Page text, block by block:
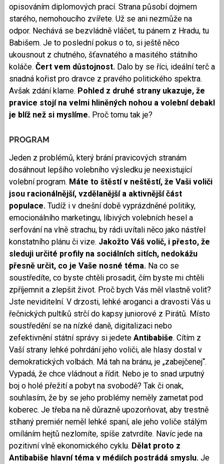
opisováním diplomových prací. Strana působí dojmem
starého, nemohoucího zvířete. Už se ani nezmůže na
odpor. Nechává se bezvládně vláčet, tu pánem z Hradu, tu
Babišem. Je to poslední pokus o to, si ještě něco
ukousnout z chutného, šťavnatého a masitého státního
koláče. Čert vem důstojnost. Dalo by se říci, ideální terč a
snadná kořist pro dravce z pravého politického spektra.
Avšak zdání klame. Pohled z druhé strany ukazuje, že
pravice stojí na velmi hliněných nohou a volební debakl
je blíž než si myslíme. Proč tomu tak je?
PROGRAM
Jeden z problémů, který brání pravicových stranám
dosáhnout lepšího volebního výsledku je neexistující
volební program. Máte to štěstí v neštěstí, že Vaši voliči
jsou racionálnější, vzdělanější a aktivnější část
populace. Tudíž i v dnešní době vyprázdněné politiky,
emocionálního marketingu, líbivých volebních hesel a
serfování na vlně strachu, by rádi uvítali něco jako nástřel
konstatního plánu či vize. Jakožto Váš volič, i přesto, že
sleduji určité profily na sociálních sitích, nedokážu
přesně určit, co je Vaše nosné téma. Na co se
soustředíte, co byste chtěli prosadit, čím byste mi chtěli
zpříjemnit a zlepšit život. Proč bych Vás měl vlastně volit?
Jste neviditelní. V drzosti, lehké aroganci a dravosti Vás u
řečnických pultíků strčí do kapsy juniorové z Pirátů. Místo
soustředění se na nízké daně, digitalizaci nebo
zefektivnění státní správy si jedete Antibabiše. Cítím z
Vaší strany lehké pohrdání jeho voliči, ale hlasy dostal v
demokratických volbách. Má tah na bránu, je „zabejčenej“.
Vypadá, že chce vládnout a řídit. Nebo je to snad urputný
boj o holé přežití a pobyt na svobodě? Tak či onak,
souhlasím, že by se jeho problémy neměly zametat pod
koberec. Je třeba na ně důrazně upozorňovat, aby trestně
stíhaný premiér neměl lehké spaní, ale jeho voliče stálým
omíláním hejtů nezlomíte, spíše zatvrdíte. Navíc jede na
pozitivní vlně ekonomického cyklu. Dělat proto z
Antibabiše hlavní téma v médiích postrádá smyslu. Je